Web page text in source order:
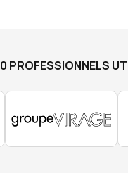
PROFESSIONNELS